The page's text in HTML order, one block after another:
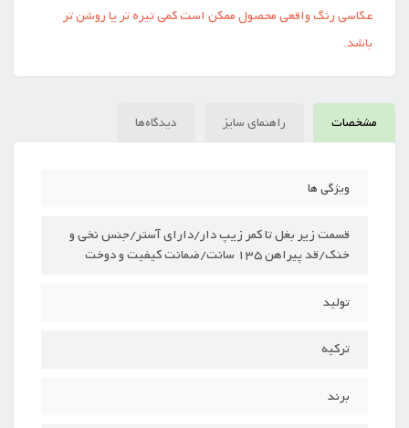
عکاسی رنگ واقعی محصول ممکن است کمی تیره تر یا روشن تر
باشد.
مشخصات راهنمای سایز دیدگاه‌ها
ویژگی ها
قسمت زیر بغل تا کمر زیپ دار/دارای آستر/جنس نخی و
خنک/قد پیراهن 135 سانت/ضمانت کیفیت و دوخت
تولید
ترکیه
برند